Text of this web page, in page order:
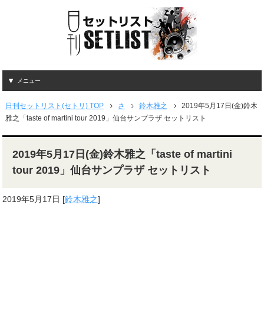
メニュー
日刊セットリスト(セトリ) TOP さ 鈴木雅之
2019年5月17日(金)鈴木
雅之「taste of martini tour 2019」仙台サンプラザ セットリスト
2019年5月17日(金)鈴木雅之「taste of martini
tour 2019」仙台サンプラザ セットリスト
2019年5月17日 [鈴木雅之]